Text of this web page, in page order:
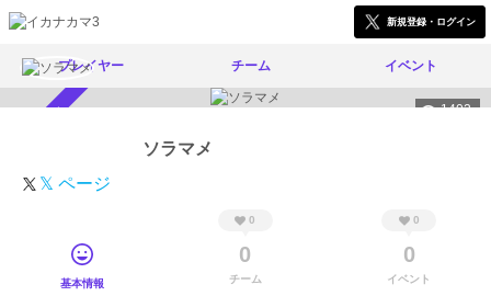
新規登録・ログイン
プレイヤー チーム イベント
1402
ソラマメ
𝕏 ページ
基本情報
0
0
チーム
0
0
イベント